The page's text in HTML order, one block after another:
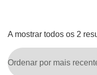
A mostrar todos os 2